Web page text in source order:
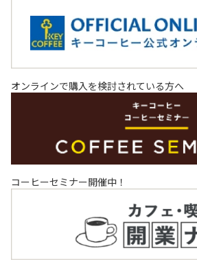
オンラインで購入を検討されている方へ
コーヒーセミナー開催中！